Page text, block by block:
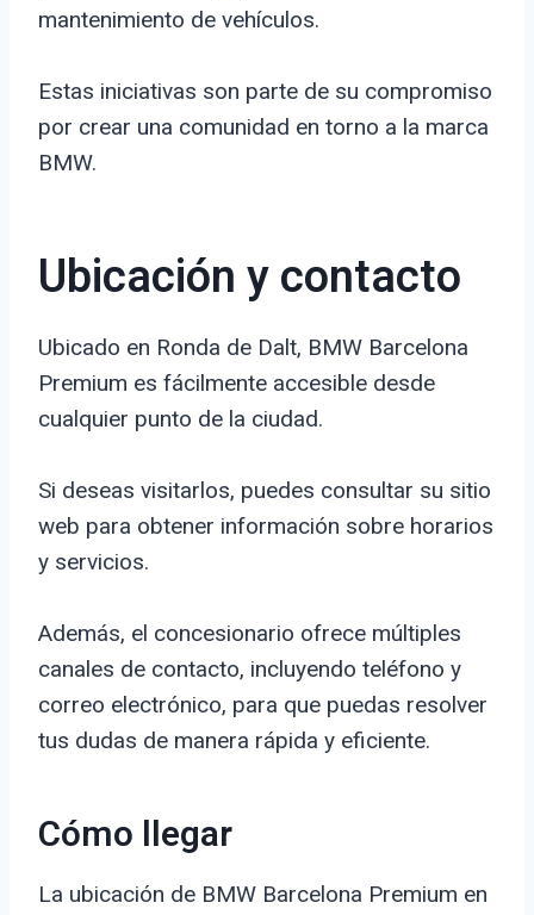
mantenimiento de vehículos.
Estas iniciativas son parte de su compromiso
por crear una comunidad en torno a la marca
BMW.
Ubicación y contacto
Ubicado en Ronda de Dalt, BMW Barcelona
Premium es fácilmente accesible desde
cualquier punto de la ciudad.
Si deseas visitarlos, puedes consultar su sitio
web para obtener información sobre horarios
y servicios.
Además, el concesionario ofrece múltiples
canales de contacto, incluyendo teléfono y
correo electrónico, para que puedas resolver
tus dudas de manera rápida y eficiente.
Cómo llegar
La ubicación de BMW Barcelona Premium en